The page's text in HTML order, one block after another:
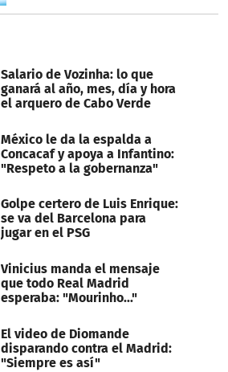
Salario de Vozinha: lo que
ganará al año, mes, día y hora
el arquero de Cabo Verde
México le da la espalda a
Concacaf y apoya a Infantino:
"Respeto a la gobernanza"
Golpe certero de Luis Enrique:
se va del Barcelona para
jugar en el PSG
Vinicius manda el mensaje
que todo Real Madrid
esperaba: "Mourinho..."
El video de Diomande
disparando contra el Madrid:
"Siempre es así"